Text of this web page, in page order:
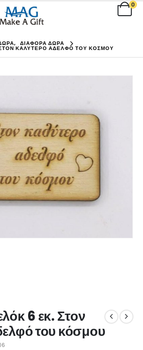
0
, ΔΙΑΦΟΡΑ ΔΩΡΑ
ΚΑΛΎΤΕΡΟ ΑΔΕΛΦΌ ΤΟΥ ΚΌΣΜΟΥ
6 εκ. Στον
του κόσμου